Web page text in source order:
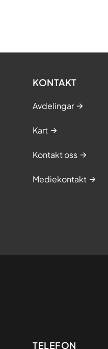
KONTAKT
Avdelingar
Kart
Kontakt oss
Mediekontakt
TELEFON